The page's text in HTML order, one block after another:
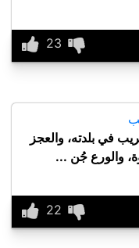
في بلدته، والعجز
والورع جُن ...